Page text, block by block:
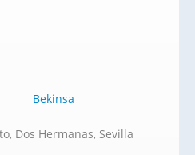
Bekinsa
Dos Hermanas, Sevilla